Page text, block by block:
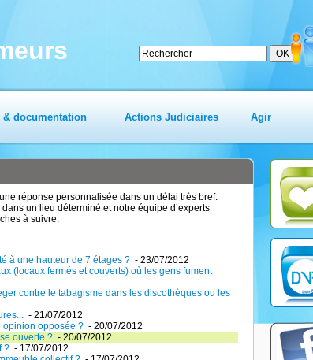
& documentation Actions Judiciaires Agir
réponse personnalisée dans un délai très bref.
un lieu déterminé et notre équipe d’experts
à suivre.
à une hauteur de 7 étages ? - 23/07/2012
(locaux fermés et couverts) où les gens fument
contre le tabagisme dans les discothèques ou les
- 21/07/2012
opinion opposée ? - 20/07/2012
ouverte ? - 20/07/2012
? - 17/07/2012